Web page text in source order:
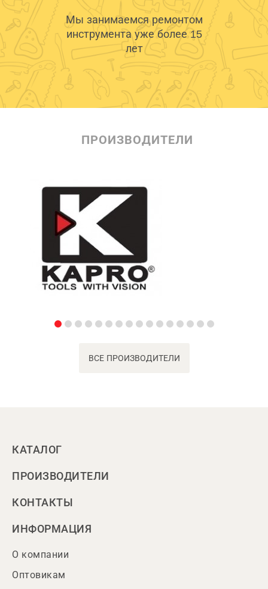
Мы занимаемся ремонтом
инструмента уже более 15
лет
ПРОИЗВОДИТЕЛИ
ВСЕ ПРОИЗВОДИТЕЛИ
КАТАЛОГ
ПРОИЗВОДИТЕЛИ
КОНТАКТЫ
ИНФОРМАЦИЯ
О компании
Оптовикам